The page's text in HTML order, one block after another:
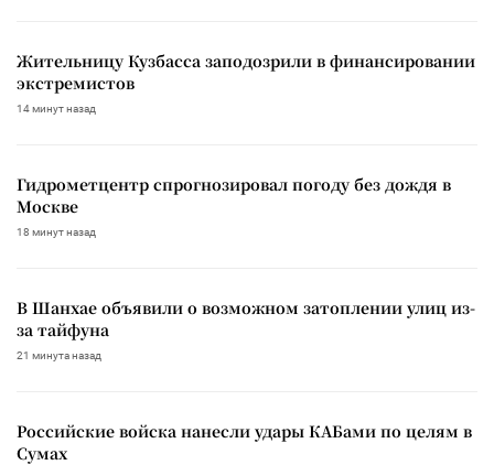
Жительницу Кузбасса заподозрили в финансировании
экстремистов
14 минут назад
Гидрометцентр спрогнозировал погоду без дождя в
Москве
18 минут назад
В Шанхае объявили о возможном затоплении улиц из-
за тайфуна
21 минута назад
Российские войска нанесли удары КАБами по целям в
Сумах